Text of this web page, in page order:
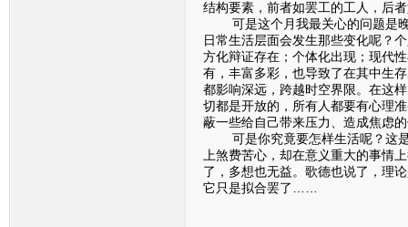
结构要素，前者如罢工的工人，后
可是这个月我最关心的问题是晚
日常生活层面会发生那些变化呢？
方化辩证存在；个体化出现；现代
有，丰富多彩，也导致了在其中生
都影响深远，跨越时空界限。在这
切都是开放的，所有人都要有心理
蔽一些给自己带来压力、造成焦虑
可是你究竟要怎样生活呢？这是
上煞费苦心，却在意义重大的事情
了，多想也无益。歌德也说了，理
它只是拟合罢了……